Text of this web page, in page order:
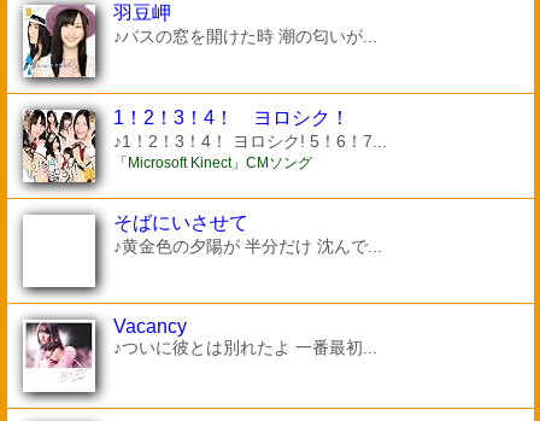
羽豆岬
♪バスの窓を開けた時 潮の匂いが...
1！2！3！4！ ヨロシク！
♪1！2！3！4！ ヨロシク! 5！6！7...
「Microsoft Kinect」CMソング
そばにいさせて
♪黄金色の夕陽が 半分だけ 沈んで...
Vacancy
♪ついに彼とは別れたよ 一番最初...